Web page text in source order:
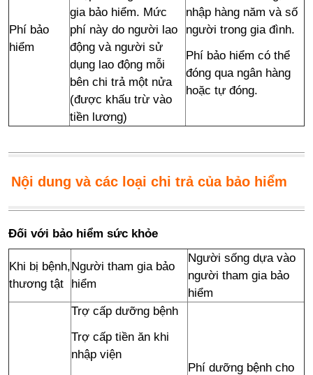
Phí bảo
hiểm
gia bảo hiểm. Mức
phí này do người lao
động và người sử
dụng lao động mỗi
bên chi trả một nửa
(được khấu trừ vào
tiền lương)
nhập hàng năm và số
người trong gia đình.
Phí bảo hiểm có thể
đóng qua ngân hàng
hoặc tự đóng.
Nội dung và các loại chi trả của bảo hiểm
Đối với bảo hiểm sức khỏe
Khi bị bệnh,
thương tật
Người tham gia bảo
hiểm
Người sống dựa vào
người tham gia bảo
hiểm
Trợ cấp dưỡng bệnh
Trợ cấp tiền ăn khi
nhập viện
Phí dưỡng bệnh cho